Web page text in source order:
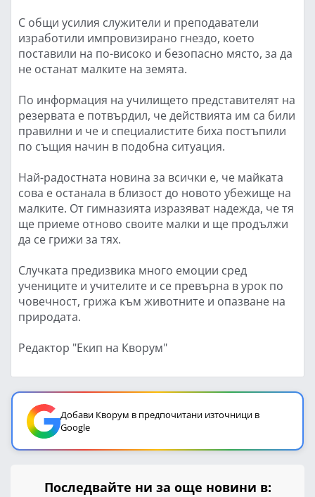
С общи усилия служители и преподаватели
изработили импровизирано гнездо, което
поставили на по-високо и безопасно място, за да
не останат малките на земята.
По информация на училището представителят на
резервата е потвърдил, че действията им са били
правилни и че и специалистите биха постъпили
по същия начин в подобна ситуация.
Най-радостната новина за всички е, че майката
сова е останала в близост до новото убежище на
малките. От гимназията изразяват надежда, че тя
ще приеме отново своите малки и ще продължи
да се грижи за тях.
Случката предизвика много емоции сред
учениците и учителите и се превърна в урок по
човечност, грижа към животните и опазване на
природата.
Редактор "Екип на Кворум"
Добави Кворум в предпочитани източници в
Google
Последвайте ни за още новини в: